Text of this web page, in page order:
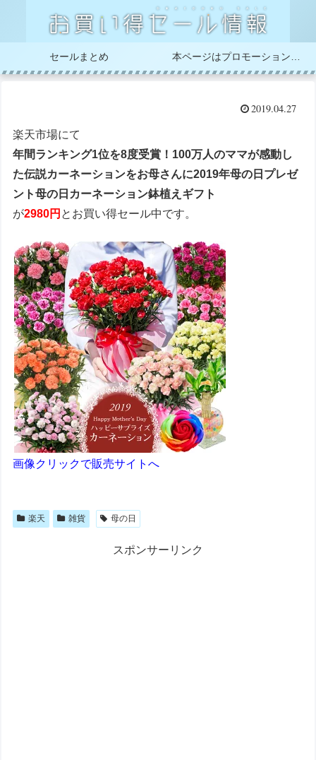
セールまとめ
2019.04.27
楽天市場にて
年間ランキング1位を8度受賞！100万人のママが感動し
た伝説カーネーションをお母さんに2019年母の日プレゼ
ント母の日カーネーション鉢植えギフト
が2980円 とお買い得セール中です。
画像クリックで販売サイトへ
楽天 雑貨 母の日
スポンサーリンク